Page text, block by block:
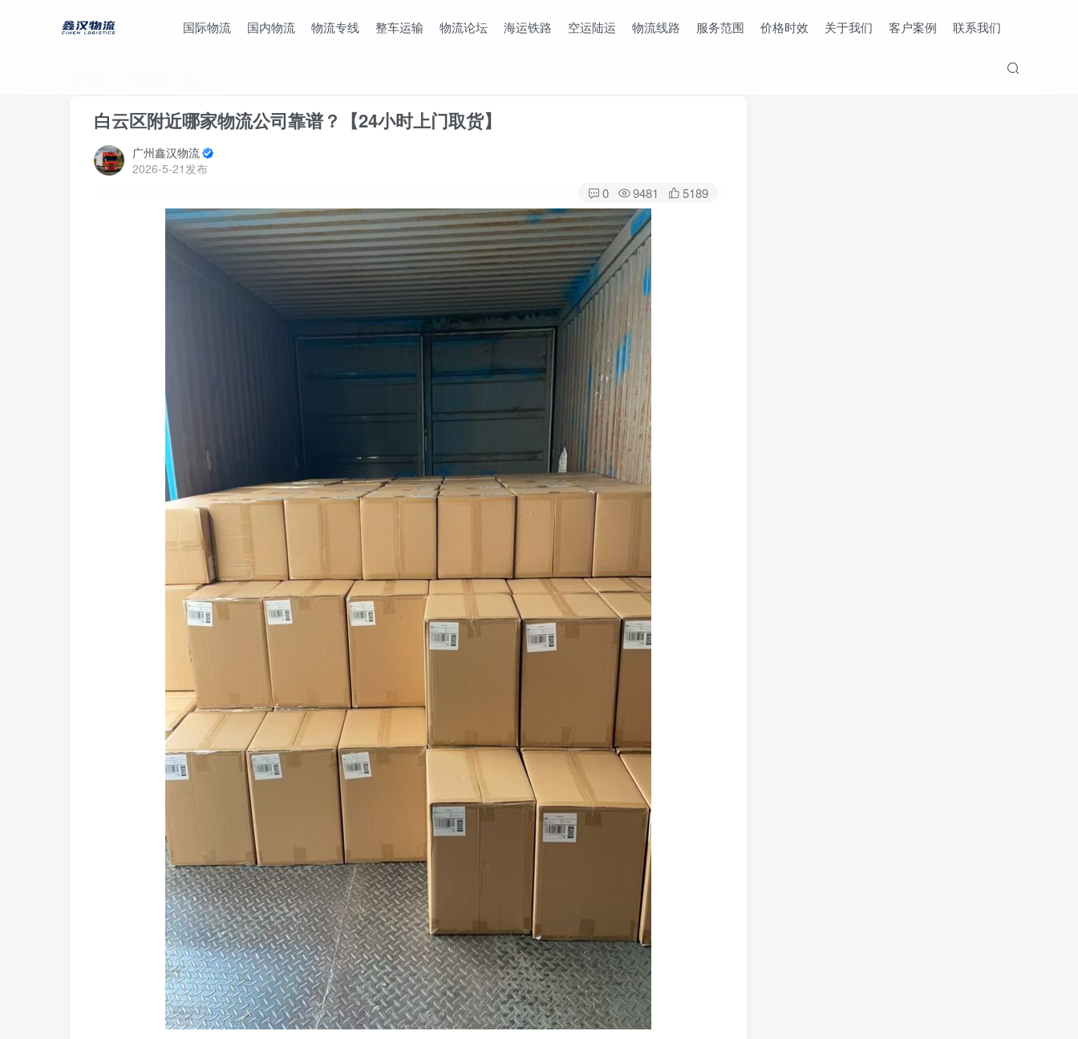
国际物流 国内物流 物流专线 整车运输 物流论坛 海运铁路 空运陆运 物流线路 服务范围 价格时效 关于我们 客户案例 联系我们
白云区附近哪家物流公司靠谱？【24小时上门取货】
广州鑫汉物流
2026-5-21发布
0 9481 5189